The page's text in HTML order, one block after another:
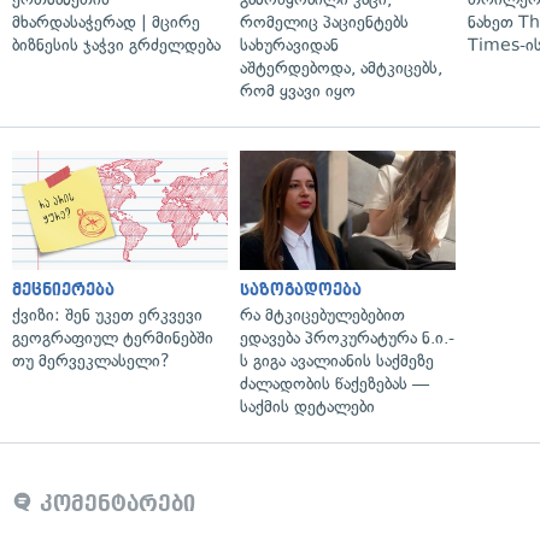
მხარდასაჭერად | მცირე
ბიზნესის ჯაჭვი გრძელდება
რომელიც პაციენტებს
სახურავიდან
აშტერდებოდა, ამტკიცებს,
რომ ყვავი იყო
ნახეთ
Times-
მეცნიერება
ქვიზი: შენ უკეთ ერკვევი
გეოგრაფიულ ტერმინებში
თუ მერვეკლასელი?
საზოგადოება
რა მტკიცებულებებით
ედავება პროკურატურა ნ.ი.-
ს გიგა ავალიანის საქმეზე
ძალადობის წაქეზებას —
საქმის დეტალები
კომენტარები